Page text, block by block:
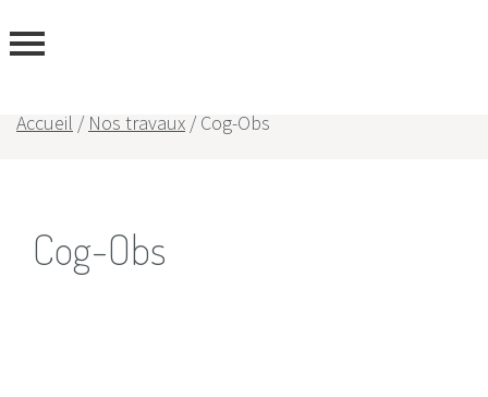
Accueil / Nos travaux /Cog-Obs
Cog-Obs